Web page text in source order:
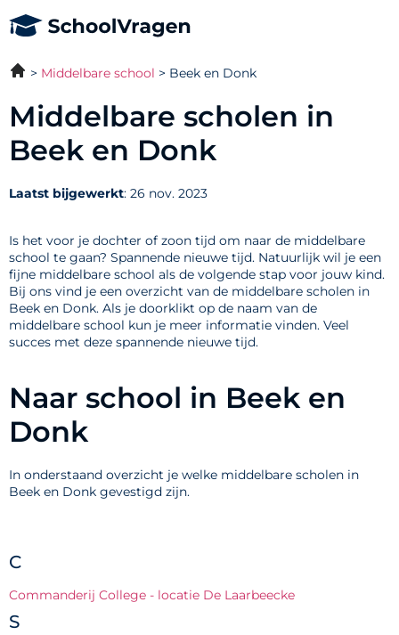
Middelbare school Beek en Donk
Middelbare scholen in
Beek en Donk
Laatst bijgewerkt: 26 nov. 2023
Is het voor je dochter of zoon tijd om naar de middelbare
school te gaan? Spannende nieuwe tijd. Natuurlijk wil je een
fijne middelbare school als de volgende stap voor jouw kind.
Bij ons vind je een overzicht van de middelbare scholen in
Beek en Donk. Als je doorklikt op de naam van de
middelbare school kun je meer informatie vinden. Veel
succes met deze spannende nieuwe tijd.
Naar school in Beek en
Donk
In onderstaand overzicht je welke middelbare scholen in
Beek en Donk gevestigd zijn.
C
Commanderij College - locatie De Laarbeecke
S